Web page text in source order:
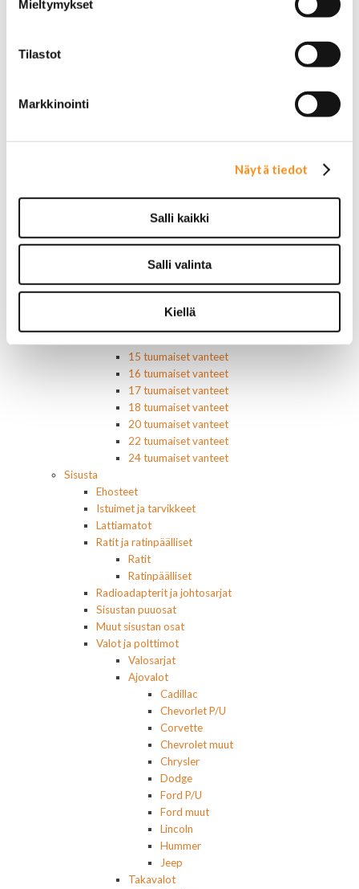
Mieltymykset
Tilastot
Markkinointi
Näytä tiedot
Salli kaikki
Salli valinta
Kiellä
Renkaat 18"
Renkaat 20"
Renkaat 24"
Vanteet ja tarvikkeet
Pölykapselit, keskiöt, spinnerit
15 tuumaiset vanteet
16 tuumaiset vanteet
17 tuumaiset vanteet
18 tuumaiset vanteet
20 tuumaiset vanteet
22 tuumaiset vanteet
24 tuumaiset vanteet
Sisusta
Ehosteet
Istuimet ja tarvikkeet
Lattiamatot
Ratit ja ratinpäälliset
Ratit
Ratinpäälliset
Radioadapterit ja johtosarjat
Sisustan puuosat
Muut sisustan osat
Valot ja polttimot
Valosarjat
Ajovalot
Cadillac
Chevorlet P/U
Corvette
Chevrolet muut
Chrysler
Dodge
Ford P/U
Ford muut
Lincoln
Hummer
Jeep
Takavalot